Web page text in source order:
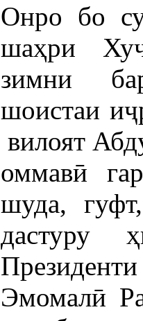
Онро бо
шаҳри
зимни
шоистаи
вилоят
оммавӣ
шуда,
дастуру
Эмомалӣ